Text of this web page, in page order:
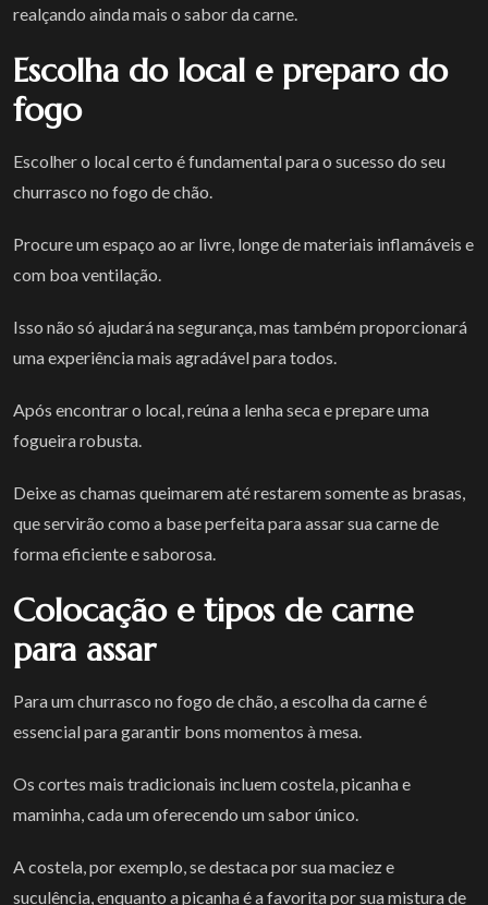
realçando ainda mais o sabor da carne.
Escolha do local e preparo do
fogo
Escolher o local certo é fundamental para o sucesso do seu
churrasco no fogo de chão.
Procure um espaço ao ar livre, longe de materiais inflamáveis e
com boa ventilação.
Isso não só ajudará na segurança, mas também proporcionará
uma experiência mais agradável para todos.
Após encontrar o local, reúna a lenha seca e prepare uma
fogueira robusta.
Deixe as chamas queimarem até restarem somente as brasas,
que servirão como a base perfeita para assar sua carne de
forma eficiente e saborosa.
Colocação e tipos de carne
para assar
Para um churrasco no fogo de chão, a escolha da carne é
essencial para garantir bons momentos à mesa.
Os cortes mais tradicionais incluem costela, picanha e
maminha, cada um oferecendo um sabor único.
A costela, por exemplo, se destaca por sua maciez e
suculência, enquanto a picanha é a favorita por sua mistura de